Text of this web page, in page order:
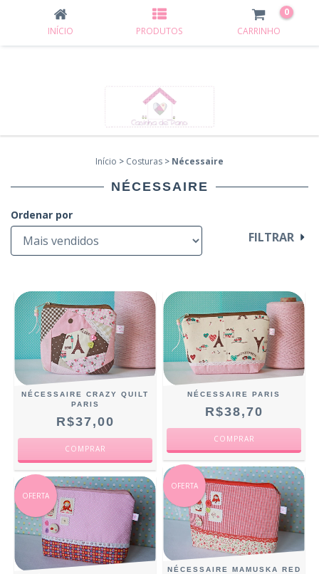
INÍCIO PRODUTOS CARRINHO
0
Início > Costuras > Nécessaire
NÉCESSAIRE
Ordenar por
FILTRAR
NÉCESSAIRE CRAZY QUILT
PARIS
R$37,00
NÉCESSAIRE PARIS
R$38,70
OFERTA
OFERTA
NÉCESSAIRE MAMUSKA RED